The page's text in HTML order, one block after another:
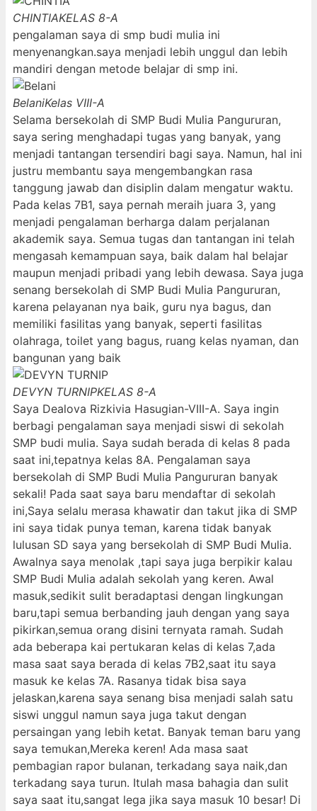
CHINTIAKELAS 8-A
pengalaman saya di smp budi mulia ini
menyenangkan.saya menjadi lebih unggul dan lebih
mandiri dengan metode belajar di smp ini.
BelaniKelas VIII-A
Selama bersekolah di SMP Budi Mulia Pangururan,
saya sering menghadapi tugas yang banyak, yang
menjadi tantangan tersendiri bagi saya. Namun, hal ini
justru membantu saya mengembangkan rasa
tanggung jawab dan disiplin dalam mengatur waktu.
Pada kelas 7B1, saya pernah meraih juara 3, yang
menjadi pengalaman berharga dalam perjalanan
akademik saya. Semua tugas dan tantangan ini telah
mengasah kemampuan saya, baik dalam hal belajar
maupun menjadi pribadi yang lebih dewasa. Saya juga
senang bersekolah di SMP Budi Mulia Pangururan,
karena pelayanan nya baik, guru nya bagus, dan
memiliki fasilitas yang banyak, seperti fasilitas
olahraga, toilet yang bagus, ruang kelas nyaman, dan
bangunan yang baik
DEVYN TURNIPKELAS 8-A
Saya Dealova Rizkivia Hasugian-VIII-A. Saya ingin
berbagi pengalaman saya menjadi siswi di sekolah
SMP budi mulia. Saya sudah berada di kelas 8 pada
saat ini,tepatnya kelas 8A. Pengalaman saya
bersekolah di SMP Budi Mulia Pangururan banyak
sekali! Pada saat saya baru mendaftar di sekolah
ini,Saya selalu merasa khawatir dan takut jika di SMP
ini saya tidak punya teman, karena tidak banyak
lulusan SD saya yang bersekolah di SMP Budi Mulia.
Awalnya saya menolak ,tapi saya juga berpikir kalau
SMP Budi Mulia adalah sekolah yang keren. Awal
masuk,sedikit sulit beradaptasi dengan lingkungan
baru,tapi semua berbanding jauh dengan yang saya
pikirkan,semua orang disini ternyata ramah. Sudah
ada beberapa kai pertukaran kelas di kelas 7,ada
masa saat saya berada di kelas 7B2,saat itu saya
masuk ke kelas 7A. Rasanya tidak bisa saya
jelaskan,karena saya senang bisa menjadi salah satu
siswi unggul namun saya juga takut dengan
persaingan yang lebih ketat. Banyak teman baru yang
saya temukan,Mereka keren! Ada masa saat
pembagian rapor bulanan, terkadang saya naik,dan
terkadang saya turun. Itulah masa bahagia dan sulit
saya saat itu,sangat lega jika saya masuk 10 besar! Di